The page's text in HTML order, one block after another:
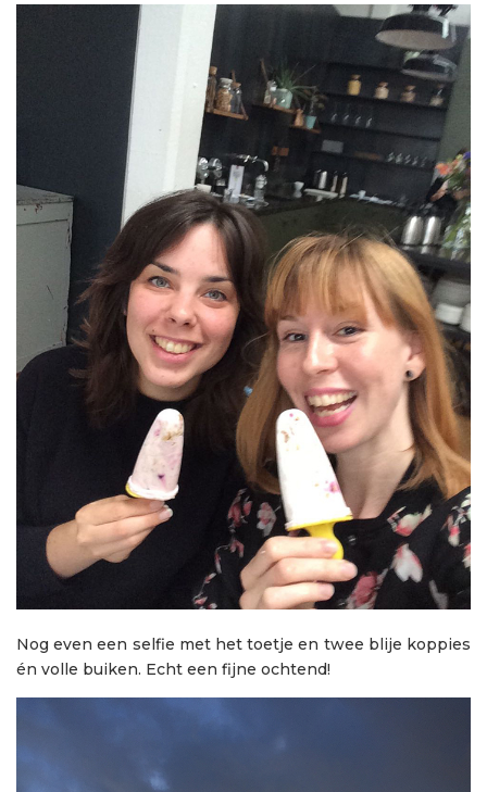
Nog even een selfie met het toetje en twee blije koppies
én volle buiken. Echt een fijne ochtend!